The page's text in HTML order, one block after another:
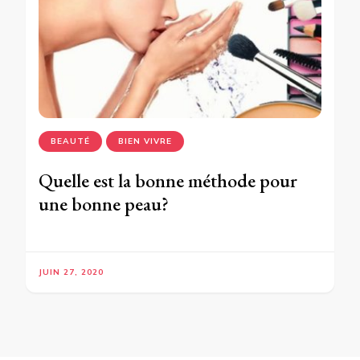
BEAUTÉ BIEN VIVRE
Quelle est la bonne méthode pour
une bonne peau?
JUIN 27, 2020